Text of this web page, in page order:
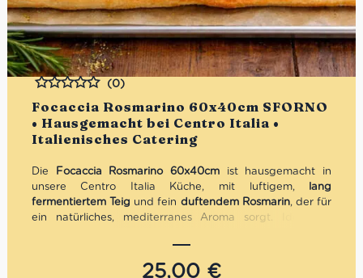
Focaccia Rosmarino 60x40cm SFORNO
• Hausgemacht bei Centro Italia •
Italienisches Catering
Bewertet
(0)
Die Focaccia Rosmarino 60x40cm ist hausgemacht in
unsere Centro Italia Küche, mit luftigem, lang
fermentiertem Teig und fein duftendem Rosmarin, der für
ein natürliches, mediterranes Aroma sorgt. Ideal für
warmen Gerichten, Salaten und Antipasti. Servierfertig,
handwerklich gebacken und voller italienischer Aromen –
25,00 €